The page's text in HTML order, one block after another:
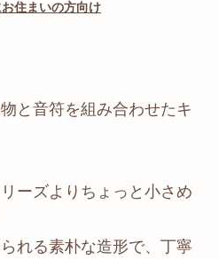
住まいの方向け
と音符を組み合わせたキ
ーズよりちょっと小さめ
れる素朴な造形で、丁寧